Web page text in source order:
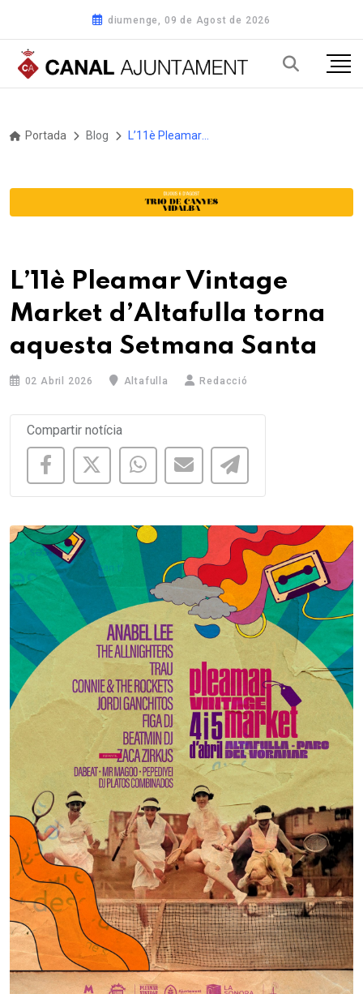
diumenge, 09 de Agost de 2026
Portada Blog
L’11è Pleamar Vintage
Market d’Altafulla torna
aquesta Setmana Santa
02 Abril 2026 Altafulla Redacció
Compartir notícia